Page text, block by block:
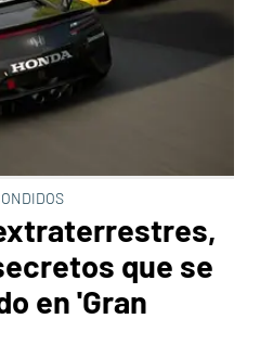
que se
en 'Gran